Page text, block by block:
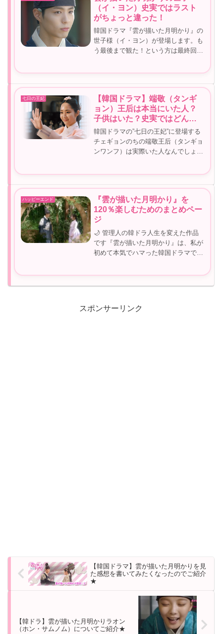
（イ・ヨン）史実ではラスト
がちょっと違った！
韓国ドラマ『雲が描いた月明かり』の
世子様（イ・ヨン）が登場します。も
う最後まで観た！という方は最終回ど
かし・・実際にいたイ・ヨンの最後は
実...
七日の王妃
【韓国ドラマ】端敬（タンギ
ョン）王后は本当にいた人？
子供はいた？史実ではどんな
人だった？
韓国ドラマの”七日の王妃”に登場する
チェギョンのちの端敬王后（タンギョ
ンワンフ）は実際いた人なんでしょう
ーリーが描かれていますね。本当に
い...
ハッピーエンド
『雲が描いた月明かり』を
120％楽しむためのまとめペー
ジ
🌙 管理人の韓ドラ人生を変えた作品
です『雲が描いた月明かり』は、私が
初めて本気でハマった韓国ドラマで
スポンサーリンク
【韓国ドラマ】雲が描いた月明かりを見
た感想を書いてみたくなったのでご紹介
★
【韓ドラ】雲が描いた月明かりラオン
（ホン・サムノム）についてご紹介★